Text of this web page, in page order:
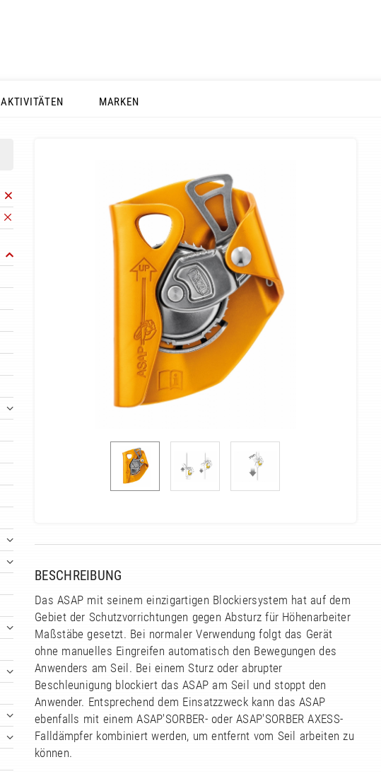
AKTIVITÄTEN MARKEN
BESCHREIBUNG
Das ASAP mit seinem einzigartigen Blockiersystem hat auf dem
Gebiet der Schutzvorrichtungen gegen Absturz für Höhenarbeiter
Maßstäbe gesetzt. Bei normaler Verwendung folgt das Gerät
ohne manuelles Eingreifen automatisch den Bewegungen des
Anwenders am Seil. Bei einem Sturz oder abrupter
Beschleunigung blockiert das ASAP am Seil und stoppt den
Anwender. Entsprechend dem Einsatzzweck kann das ASAP
ebenfalls mit einem ASAP'SORBER- oder ASAP'SORBER AXESS-
Falldämpfer kombiniert werden, um entfernt vom Seil arbeiten zu
können.